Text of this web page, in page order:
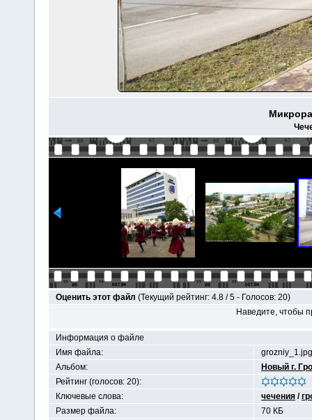
Оценить этот файл (Текущий рейтинг: 4.8 / 5 - Голосов: 20)
Наведите, чтобы
Информация о файле
Имя файла:
grozniy_1.jpg
Альбом:
Новый г.
Рейтинг (голосов: 20):
Ключевые слова:
чечения /
Размер файла:
70 КБ